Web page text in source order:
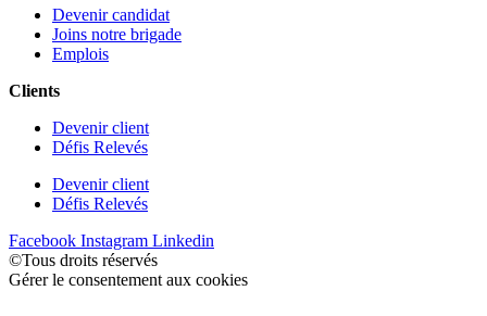
Devenir candidat
Joins notre brigade
Emplois
Clients
Devenir client
Défis Relevés
Devenir client
Défis Relevés
Facebook Instagram Linkedin
©Tous droits réservés
Gérer le consentement aux cookies